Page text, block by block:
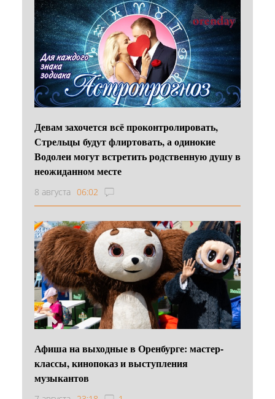
Девам захочется всё проконтролировать,
Стрельцы будут флиртовать, а одинокие
Водолеи могут встретить родственную душу в
неожиданном месте
8 августа 06:02
Афиша на выходные в Оренбурге: мастер-
классы, кинопоказ и выступления
музыкантов